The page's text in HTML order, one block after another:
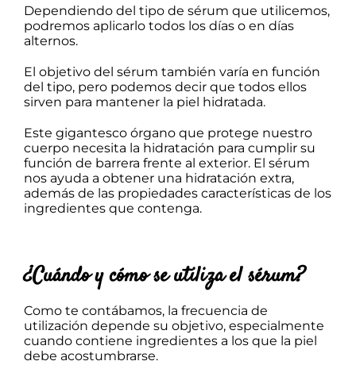
Dependiendo del tipo de sérum que utilicemos,
podremos aplicarlo todos los días o en días
alternos.
El objetivo del sérum también varía en función
del tipo, pero podemos decir que todos ellos
sirven para mantener la piel hidratada.
Este gigantesco órgano que protege nuestro
cuerpo necesita la hidratación para cumplir su
función de barrera frente al exterior. El sérum
nos ayuda a obtener una hidratación extra,
además de las propiedades características de los
ingredientes que contenga.
¿Cuándo y cómo se utiliza el sérum?
Como te contábamos, la frecuencia de
utilización depende su objetivo, especialmente
cuando contiene ingredientes a los que la piel
debe acostumbrarse.